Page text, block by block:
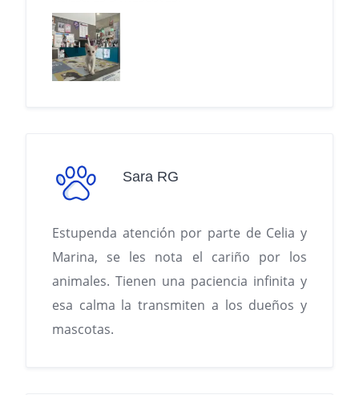
Sara RG
Estupenda atención por parte de Celia y
Marina, se les nota el cariño por los
animales. Tienen una paciencia infinita y
esa calma la transmiten a los dueños y
mascotas.